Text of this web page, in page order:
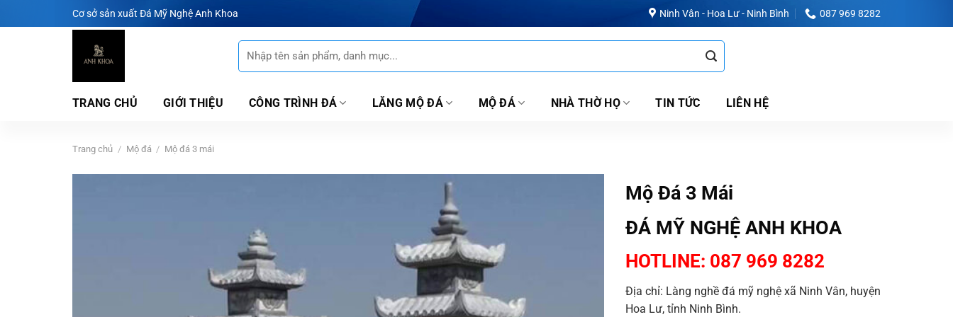
đến
Cơ sở sản xuất Đá Mỹ Nghệ Anh Khoa Ninh Vân - Hoa Lư - Ninh Bình 087 969 8282
Tìm
kiếm:
TRANG CHỦ GIỚI THIỆU CÔNG TRÌNH ĐÁ LĂNG MỘ ĐÁ MỘ ĐÁ NHÀ THỜ HỌ TIN TỨC LIÊN HỆ
Trang chủ / Mộ đá / Mộ đá 3 mái
Mộ Đá 3 Mái
ĐÁ MỸ NGHỆ ANH KHOA
HOTLINE: 087 969 8282
Địa chỉ: Làng nghề đá mỹ nghệ xã Ninh Vân, huyện
Hoa Lư, tỉnh Ninh Bình.